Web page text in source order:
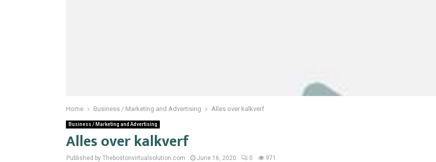
Home Business / Marketing and Advertising Alles over kalkverf
Business / Marketing and Advertising
Alles over kalkverf
Published by Thebostonvirtualsolution.com June 16, 2020 0 971